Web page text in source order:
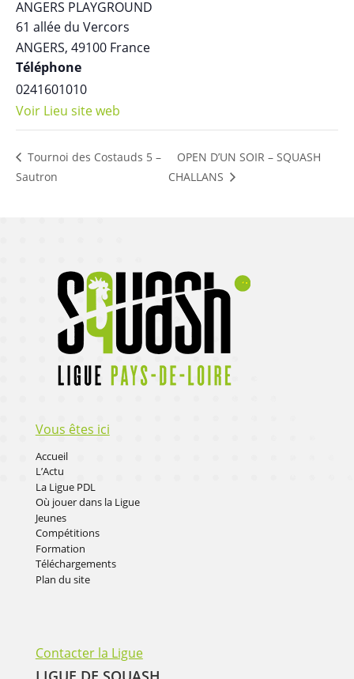
ANGERS PLAYGROUND
61 allée du Vercors
ANGERS, 49100 France
Téléphone
0241601010
Voir Lieu site web
Tournoi des Costauds 5 –
Sautron
OPEN D’UN SOIR – SQUASH
CHALLANS
Vous êtes ici
Accueil
L’Actu
La Ligue PDL
Où jouer dans la Ligue
Jeunes
Compétitions
Formation
Téléchargements
Plan du site
Contacter la Ligue